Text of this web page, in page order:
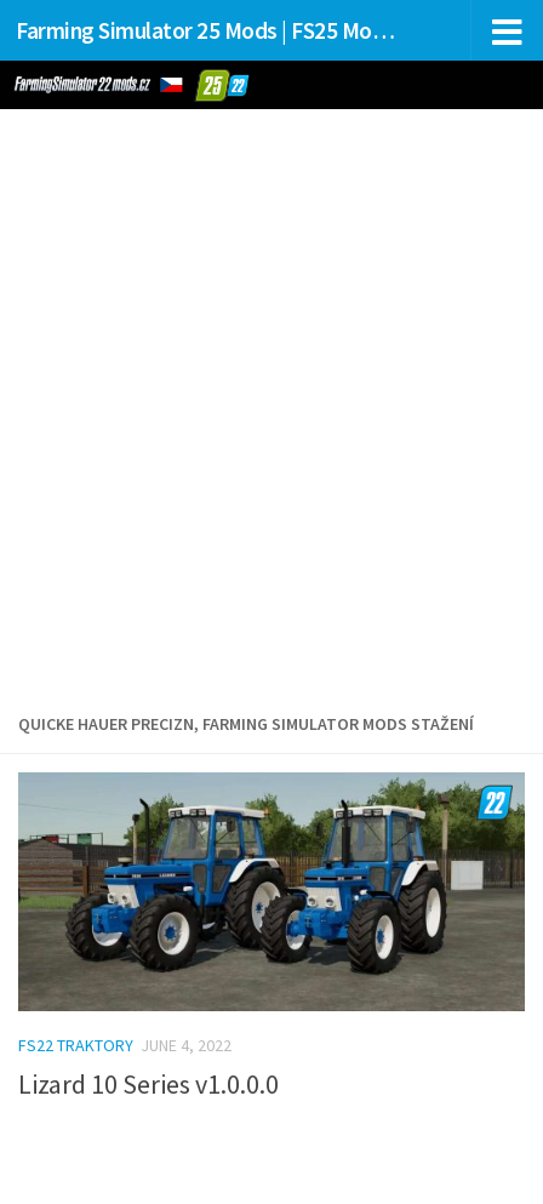
Farming Simulator 25 Mods | FS25 Mods Stahování
QUICKE HAUER PRECIZN, FARMING SIMULATOR MODS STAŽENÍ
FS22 TRAKTORY JUNE 4, 2022
Lizard 10 Series v1.0.0.0